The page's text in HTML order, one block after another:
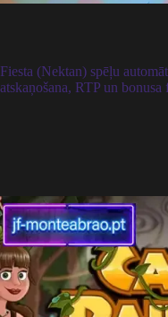
Fiesta (Nektan) spēļu
atskaņošana, RTP un bonusa